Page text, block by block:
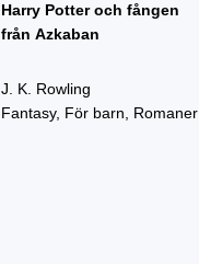
Harry Potter och fången
från Azkaban
J. K. Rowling
Fantasy, För barn, Romaner